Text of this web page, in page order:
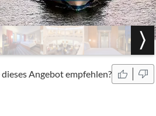
Angebot empfehlen?